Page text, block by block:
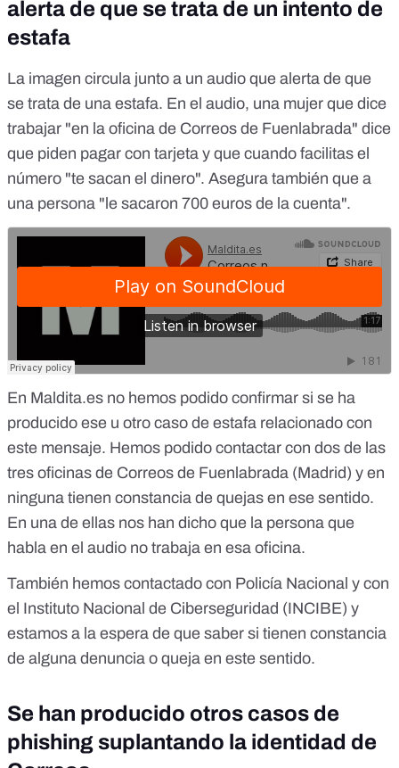
alerta de que se trata de un intento de
estafa
La imagen circula junto a un audio que alerta de que
se trata de una estafa. En el audio, una mujer que dice
trabajar "en la oficina de Correos de Fuenlabrada" dice
que piden pagar con tarjeta y que cuando facilitas el
número "te sacan el dinero". Asegura también que a
una persona "le sacaron 700 euros de la cuenta".
En Maldita.es no hemos podido confirmar si se ha
producido ese u otro caso de estafa relacionado con
este mensaje. Hemos podido contactar con dos de las
tres oficinas de Correos de Fuenlabrada (Madrid) y en
ninguna tienen constancia de quejas en ese sentido.
En una de ellas nos han dicho que la persona que
habla en el audio no trabaja en esa oficina.
También hemos contactado con Policía Nacional y con
el Instituto Nacional de Ciberseguridad (INCIBE) y
estamos a la espera de que saber si tienen constancia
de alguna denuncia o queja en este sentido.
Se han producido otros casos de
phishing suplantando la identidad de